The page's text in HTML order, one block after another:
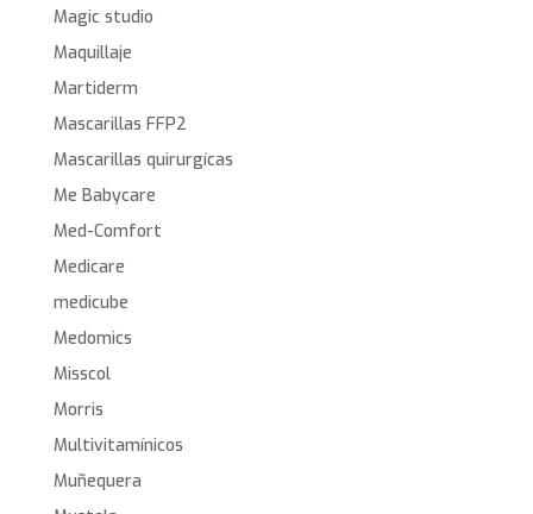
Magic studio
Maquillaje
Martiderm
Mascarillas FFP2
Mascarillas quirurgícas
Me Babycare
Med-Comfort
Medicare
medicube
Medomics
Misscol
Morris
Multivitamínicos
Muñequera